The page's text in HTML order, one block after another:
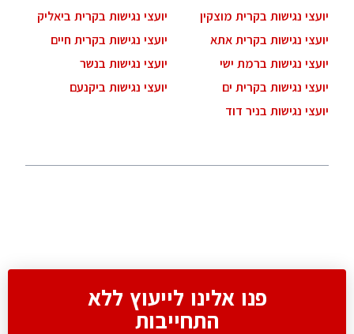
יועצי נגישות בקרית מוצקין
יועצי נגישות בקרית ביאליק
יועצי נגישות בקרית אתא
יועצי נגישות בקרית חיים
יועצי נגישות ברמת ישי
יועצי נגישות בנשר
יועצי נגישות בקרית ים
יועצי נגישות ביקנעם
יועצי נגישות בניר דוד
פנו אלינו לייעוץ ללא
התחייבות